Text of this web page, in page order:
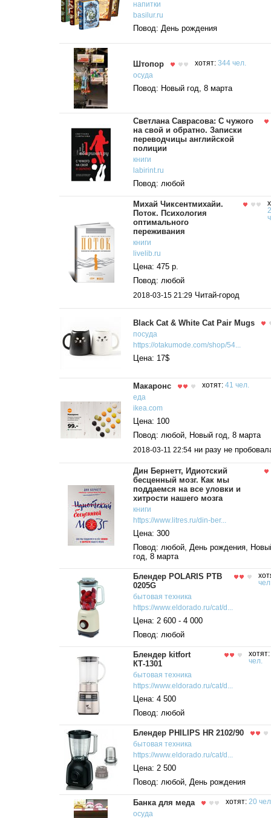
напитки
basilur.ru
Повод: День рождения
Штопор хотят: 344 чел.
осуда
Повод: Новый год, 8 марта
Светлана Саврасова: С чужого
на свой и обратно. Записки
переводчицы английской
полиции
книги
labirint.ru
Повод: любой
Михай Чиксентмихайи.
Поток. Психология
оптимального
переживания
книги
livelib.ru
Цена: 475 р.
Повод: любой
2018-03-15 21:29 Читай-город
Black Cat & White Cat Pair Mugs
посуда
https://otakumode.com/shop/54...
Цена: 17$
Макаронс хотят: 41 чел.
еда
ikea.com
Цена: 100
Повод: любой, Новый год, 8 марта
2018-03-11 22:54 ни разу не
Дин Бернетт, Идиотский
бесценный мозг. Как мы
поддаемся на все уловки и
хитрости нашего мозга
книги
https://www.litres.ru/din-ber...
Цена: 300
Повод: любой, День рождения,
год, 8 марта
Блендер POLARIS PTB
0205G
бытовая техника
https://www.eldorado.ru/cat/d...
Цена: 2 600 - 4 000
Повод: любой
Блендер kitfort
КТ-1301
хотят:
чел.
бытовая техника
https://www.eldorado.ru/cat/d...
Цена: 4 500
Повод: любой
Блендер PHILIPS HR 2102/90
бытовая техника
https://www.eldorado.ru/cat/d...
Цена: 2 500
Повод: любой, День рождения
Банка для меда хотят: 20
осуда